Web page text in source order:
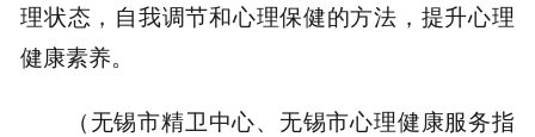
理状态，自我调节和心理保健的方法，提升心理
健康素养。
（无锡市精卫中心、无锡市心理健康服务指